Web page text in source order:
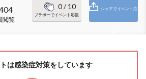
閲覧
0/ 10
ブラボーでイベント応援
シェアでイベント応
は感染症対策をしています